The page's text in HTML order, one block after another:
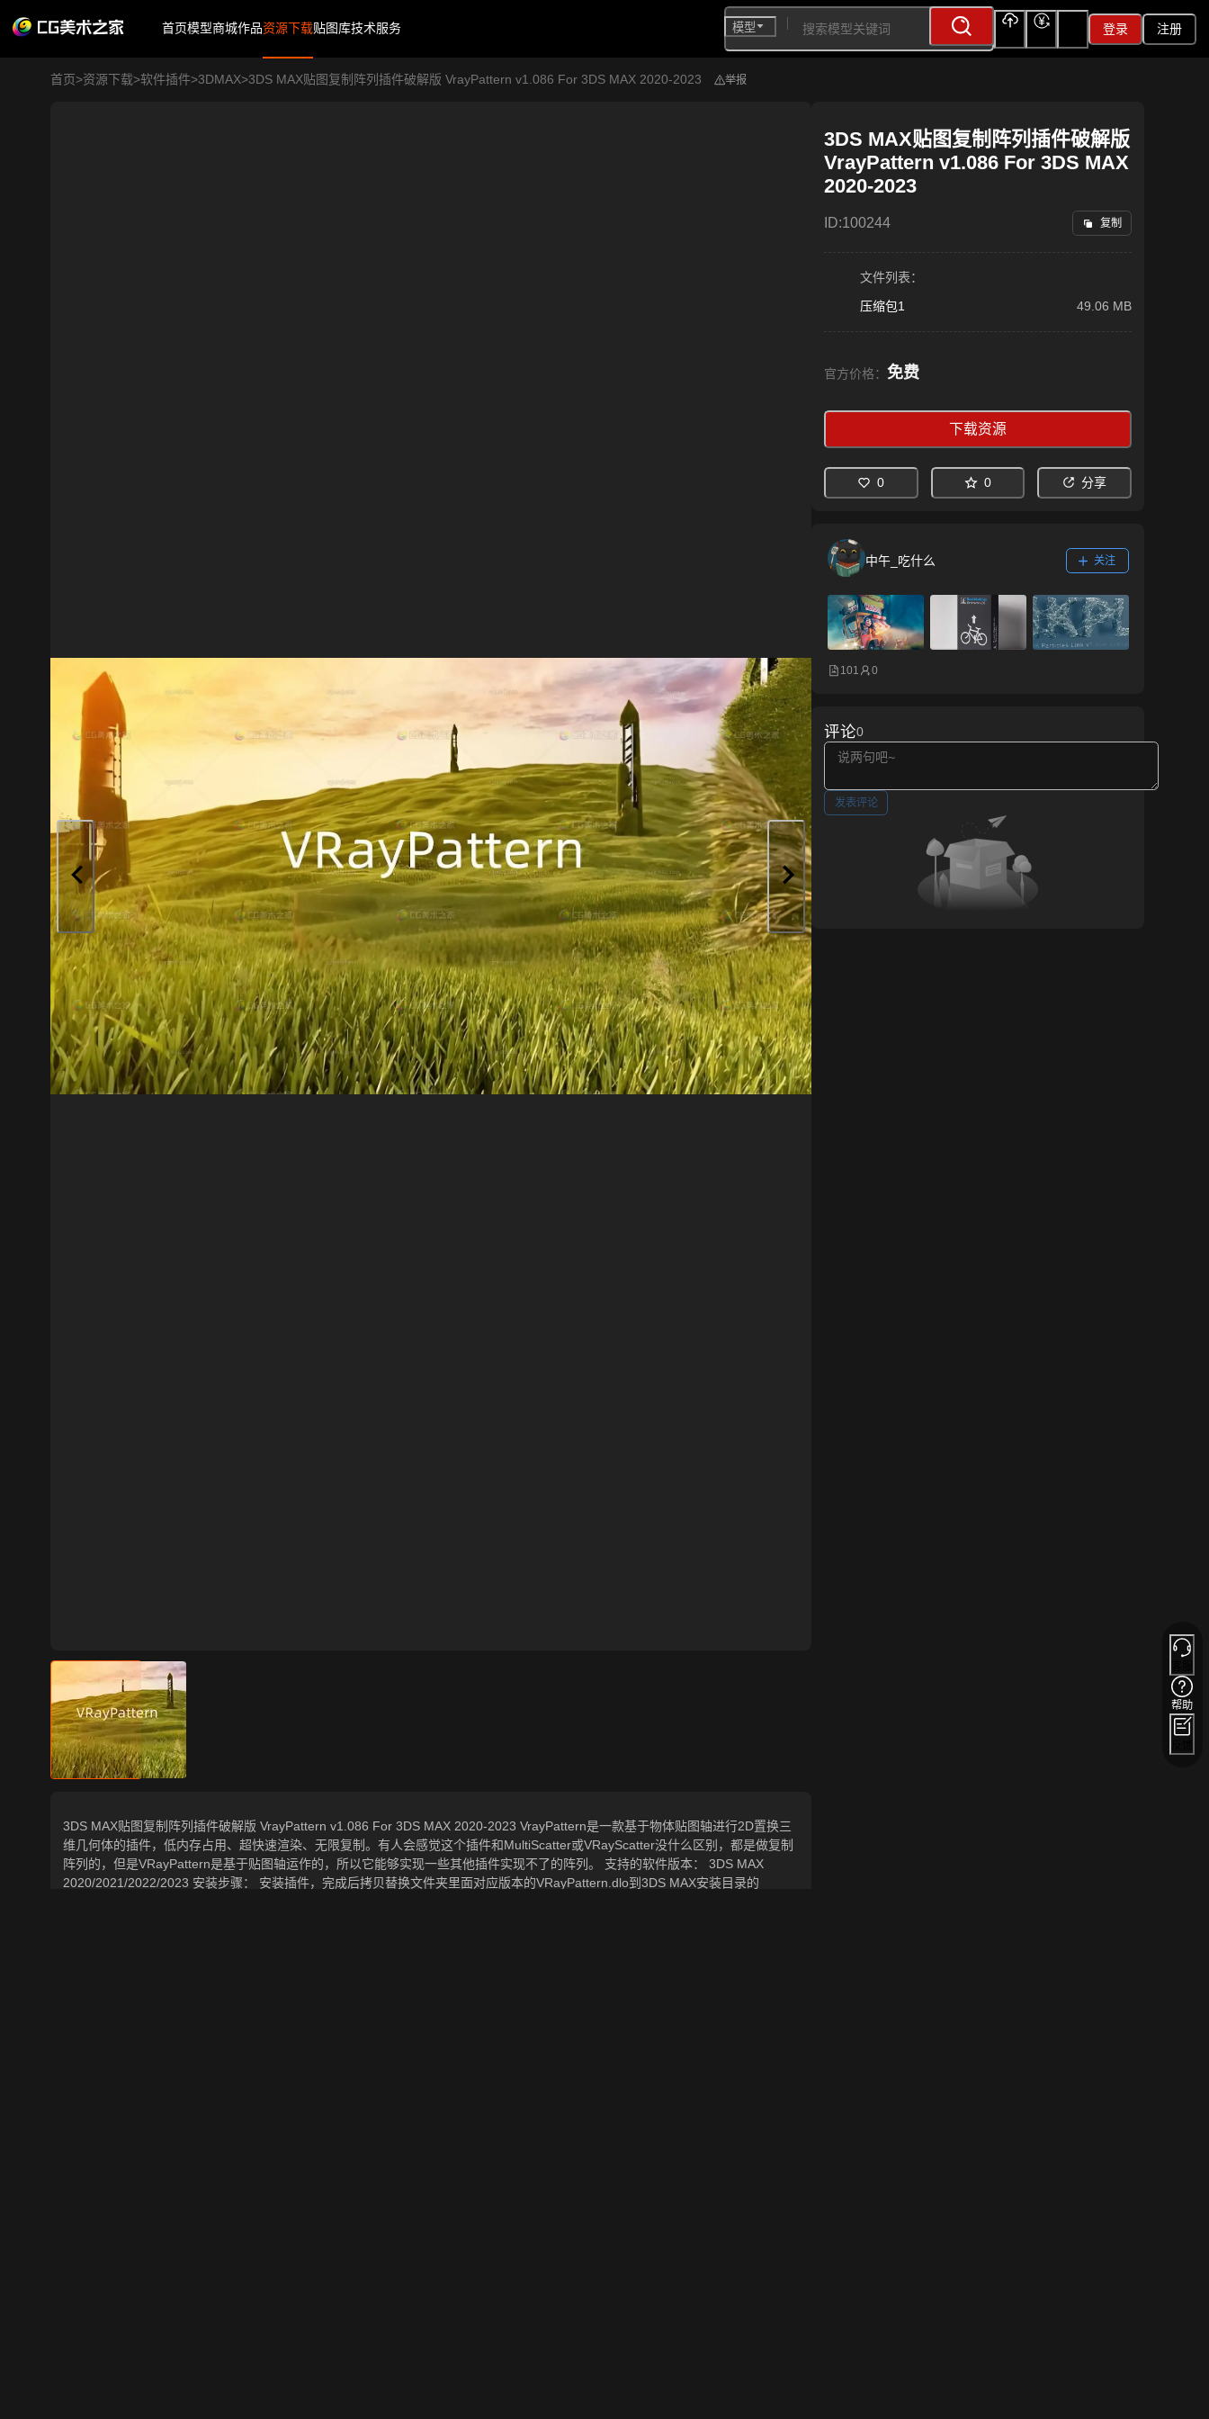
首页模型商城作品资源下载贴图库技术服务
模型
登录 注册
首页>资源下载>软件插件>3DMAX>3DS MAX贴图复制阵列插件破解版 VrayPattern v1.086 For 3DS MAX 2020-2023 举报
3DS MAX贴图复制阵列插件破解版 VrayPattern v1.086 For 3DS MAX 2020-2023 VrayPattern是一款基于物体贴图轴进行2D置换三
维几何体的插件，低内存占用、超快速渲染、无限复制。有人会感觉这个插件和MultiScatter或VRayScatter没什么区别，都是做复制
阵列的，但是VRayPattern是基于贴图轴运作的，所以它能够实现一些其他插件实现不了的阵列。 支持的软件版本： 3DS MAX
2020/2021/2022/2023 安装步骤： 安装插件，完成后拷贝替换文件夹里面对应版本的VRayPattern.dlo到3DS MAX安装目录的
3DS MAX贴图复制阵列插件破解版
VrayPattern v1.086 For 3DS MAX
2020-2023
ID:100244 复制
文件列表：
压缩包1
49.06 MB
官方价格： 免费
下载资源
0 0 分享
中午_吃什么 关注
101 0
评论0
发表评论
帮助